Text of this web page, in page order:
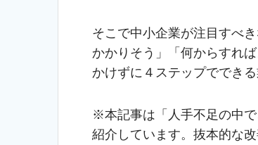
そこで中小企業が注目すべ
かかりそう」「何からすれ
かけずに４ステップででき
※本記事は「人手不足の中
紹介しています。抜本的な